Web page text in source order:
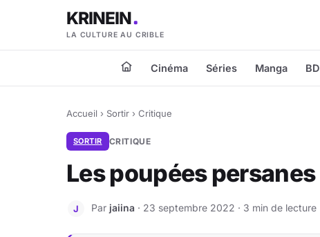
KRINEIN
LA CULTURE AU CRIBLE
Cinéma Séries Manga BD
Accueil › Sortir › Critique
SORTIR CRITIQUE
Les poupées persanes
J Par jaiina · 23 septembre 2022 · 3 min de lecture